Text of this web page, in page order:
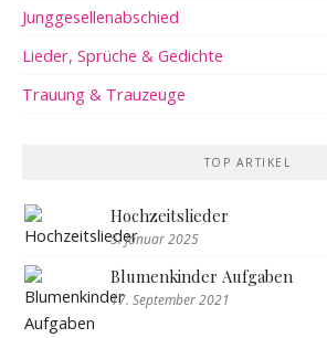
Junggesellenabschied
Lieder, Sprüche & Gedichte
Trauung & Trauzeuge
TOP ARTIKEL
Hochzeitslieder
5. Januar 2025
Blumenkinder Aufgaben
17. September 2021